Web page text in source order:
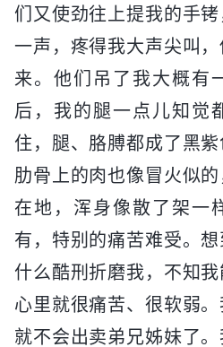
们又使劲往上提我的手
一声，疼得我大声尖叫
来。他们吊了我大概有
后，我的腿一点儿知觉
住，腿、胳膊都成了黑紫
肋骨上的肉也像冒火似
在地，浑身像散了架一
有，特别的痛苦难受。
什么酷刑折磨我，不知
心里就很痛苦、很软弱
就不会出卖弟兄姊妹了